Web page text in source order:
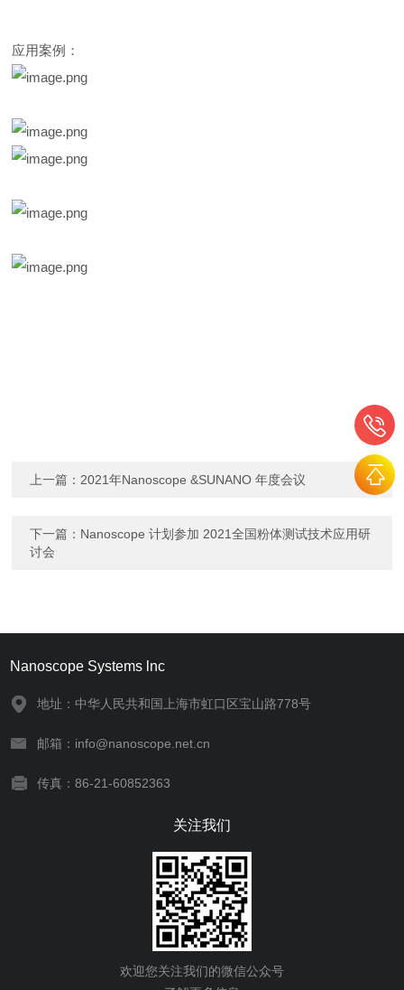
应用案例：
上一篇： 2021年Nanoscope &SUNANO 年度会议
下一篇： Nanoscope 计划参加 2021全国粉体测试技术应用研
讨会
Nanoscope Systems lnc
地址：中华人民共和国上海市虹口区宝山路778号
邮箱：info@nanoscope.net.cn
传真：86-21-60852363
关注我们
欢迎您关注我们的微信公众号